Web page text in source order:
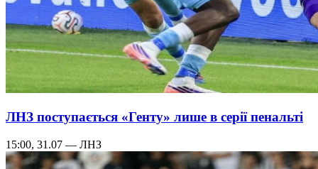
ЛНЗ поступається «Генту» лише в серії пенальті
15:00, 31.07 — ЛНЗ